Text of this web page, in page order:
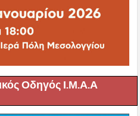
Οδηγός Ι.Μ.Α.Α